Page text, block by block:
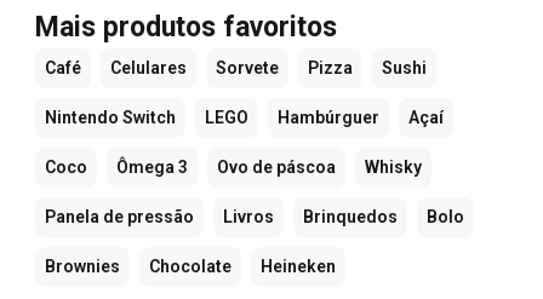
Mais produtos favoritos
Café Celulares Sorvete Pizza Sushi
Nintendo Switch LEGO Hambúrguer Açaí
Coco Ômega 3 Ovo de páscoa Whisky
Panela de pressão Livros Brinquedos Bolo
Brownies Chocolate Heineken